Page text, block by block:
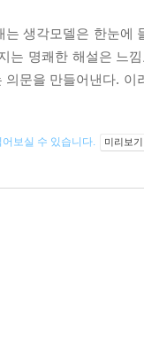
는 생각모델은 한눈에
는 명쾌한 해설은 느
의문을 만들어낸다.
보실 수 있습니다. 미리보기